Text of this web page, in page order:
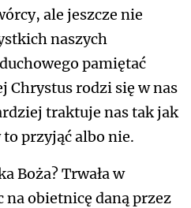
ale jeszcze nie
naszych
pamiętać
Chrystus rodzi się w nas
traktuje nas tak jak
przyjąć albo nie.
Boża? Trwała w
obietnicę daną przez